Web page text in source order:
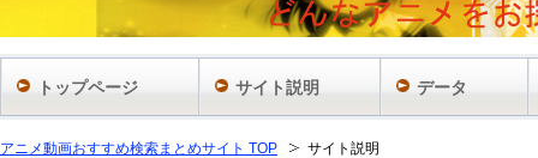
アニメ動画おすすめ検索まとめサイト TOP サイト説明
トップページ サイト説明 データ